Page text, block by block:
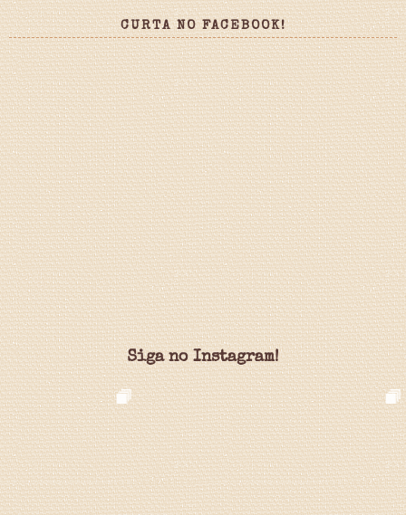
CURTA NO FACEBOOK!
Siga no Instagram!